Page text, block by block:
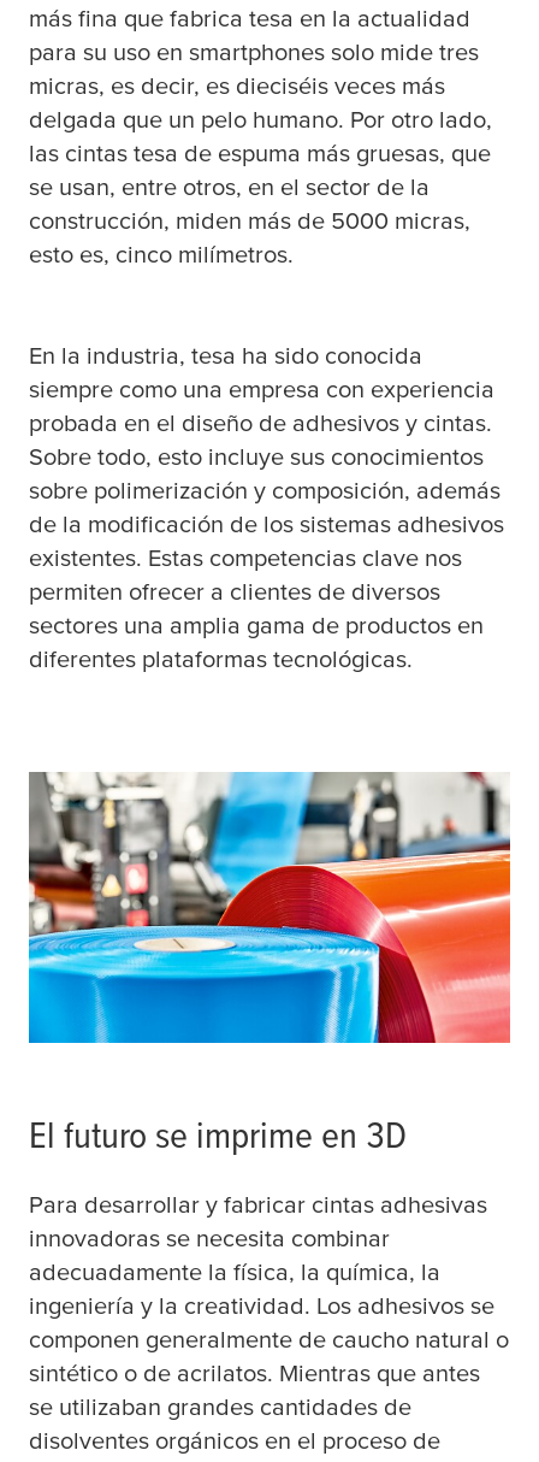
más fina que fabrica tesa en la actualidad
para su uso en smartphones solo mide tres
micras, es decir, es dieciséis veces más
delgada que un pelo humano. Por otro lado,
las cintas tesa de espuma más gruesas, que
se usan, entre otros, en el sector de la
construcción, miden más de 5000 micras,
esto es, cinco milímetros.
En la industria, tesa ha sido conocida
siempre como una empresa con experiencia
probada en el diseño de adhesivos y cintas.
Sobre todo, esto incluye sus conocimientos
sobre polimerización y composición, además
de la modificación de los sistemas adhesivos
existentes. Estas competencias clave nos
permiten ofrecer a clientes de diversos
sectores una amplia gama de productos en
diferentes plataformas tecnológicas.
El futuro se imprime en 3D
Para desarrollar y fabricar cintas adhesivas
innovadoras se necesita combinar
adecuadamente la física, la química, la
ingeniería y la creatividad. Los adhesivos se
componen generalmente de caucho natural o
sintético o de acrilatos. Mientras que antes
se utilizaban grandes cantidades de
disolventes orgánicos en el proceso de